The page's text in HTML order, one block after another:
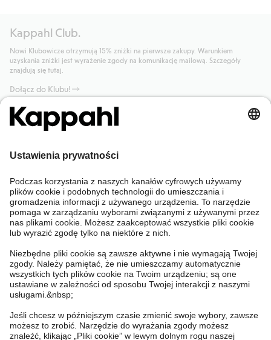
Kappahl Club.
Nowi Klubowicze otrzymują 15% zniżki na pierwsze zakupy. Warunkiem
uzyskania zniżki jest wyrażenie zgody na komunikację mailową. Szczegóły
znajdują się tutaj.
Dołącz do Klubu!
Potrzebujesz pomocy?
Sklep internetowy
Częste pytania
Twoje zamówienie
Skontaktuj się z nami
Kappahl Club
Mój profil
Kappahl Club
Warunki członkostwa
O nas
O Kappahl Group
Zrównoważony rozwój
Warunki i zasady
Ogólne warunki zakupu
Więcej od nas